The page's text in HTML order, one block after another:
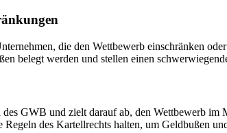
die den Wettbewerb einschränken
belegt werden und stellen einen
GWB und zielt darauf ab, den Wettbewerb im
des Kartellrechts halten, um Geldbußen